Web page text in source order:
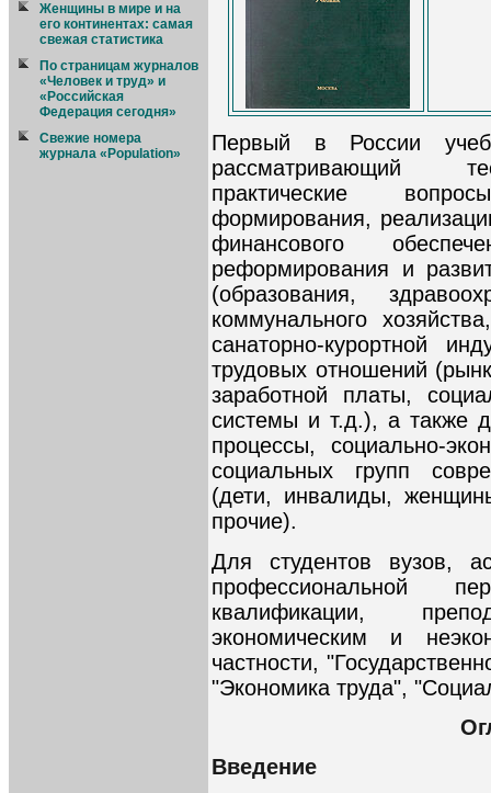
Женщины в мире и на
его континентах: самая
свежая статистика
По страницам журналов
«Человек и труд» и
«Российская
Федерация сегодня»
Свежие номера
журнала «Population»
Первый в России
рассматривающий
практические
формирования,
финансового
реформирования и
(образования,
коммунального
санаторно-курортной
трудовых отношений
заработной платы,
системы и т.д.), а также
процессы, социально-
социальных групп
(дети, инвалиды,
прочие).
Для студентов вузов,
профессиональной
квалификации,
экономическим и
частности,
"Экономика труда",
Введение